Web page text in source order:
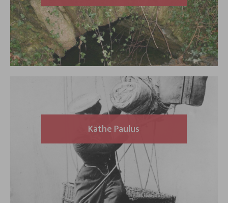
Käthe Paulus